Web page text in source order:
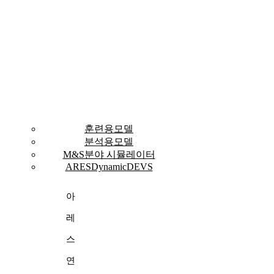
훈련용모델
분석용모델
M&S분야 시뮬레이터
ARESDynamicDEVS
아
레
스
연